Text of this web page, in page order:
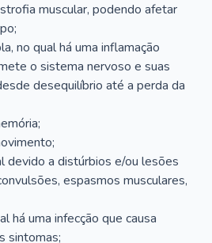
muscular, podendo afetar
no qual há uma inflamação
o sistema nervoso e suas
desequilíbrio até a perda da
devido a distúrbios e/ou lesões
espasmos musculares,
há uma infecção que causa
sintomas;